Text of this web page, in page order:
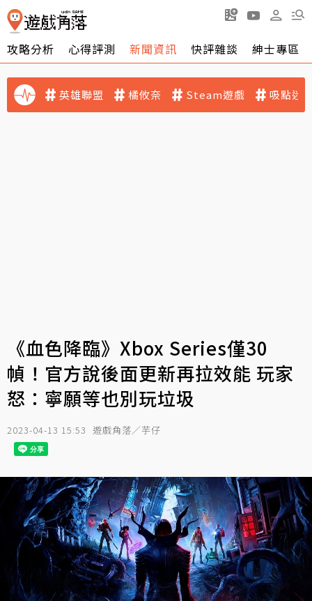
攻略分析 心得評測 新聞資訊 快評雜談 紳士專區
英雄聯盟 橘攸奈 Steam遊戲 吸點迷
《血色降臨》Xbox Series僅30
幀！官方說後面更新再拉效能 玩家
怒：寧願等也別玩垃圾
2023-04-13 15:53 遊戲角落／芋仔